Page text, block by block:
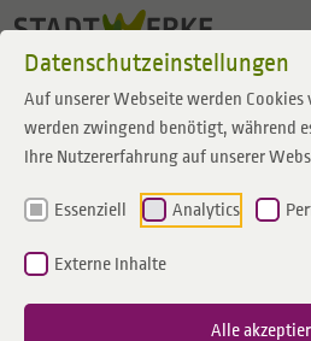
Datenschutzeinstellungen
Auf unserer Webseite werden
werden zwingend benötigt, während
Ihre Nutzererfahrung auf unserer
Essenziell Analytics
Externe Inhalte
Alle
Zum Inhalt springen